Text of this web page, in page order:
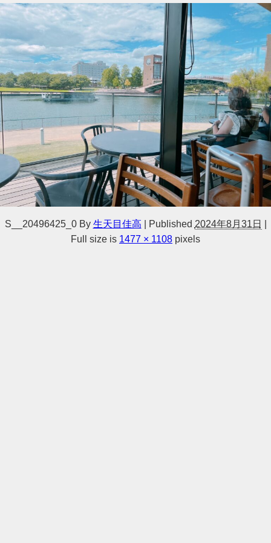
S__20496425_0 By 生天目佳高 Published 2024年8月31日
Full size is 1477 × 1108 pixels